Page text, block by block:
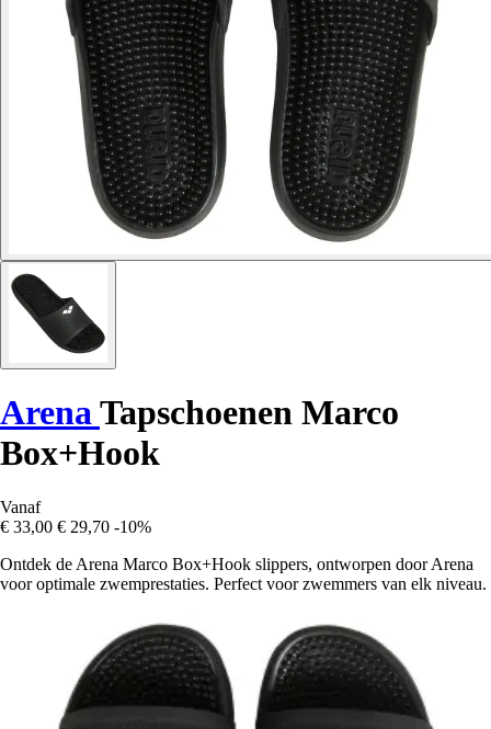
ArenaTapschoenen Marco
Box+Hook
Vanaf
€ 33,00 € 29,70 -10%
Ontdek de Arena Marco Box+Hook slippers, ontworpen door Arena
voor optimale zwemprestaties. Perfect voor zwemmers van elk niveau.